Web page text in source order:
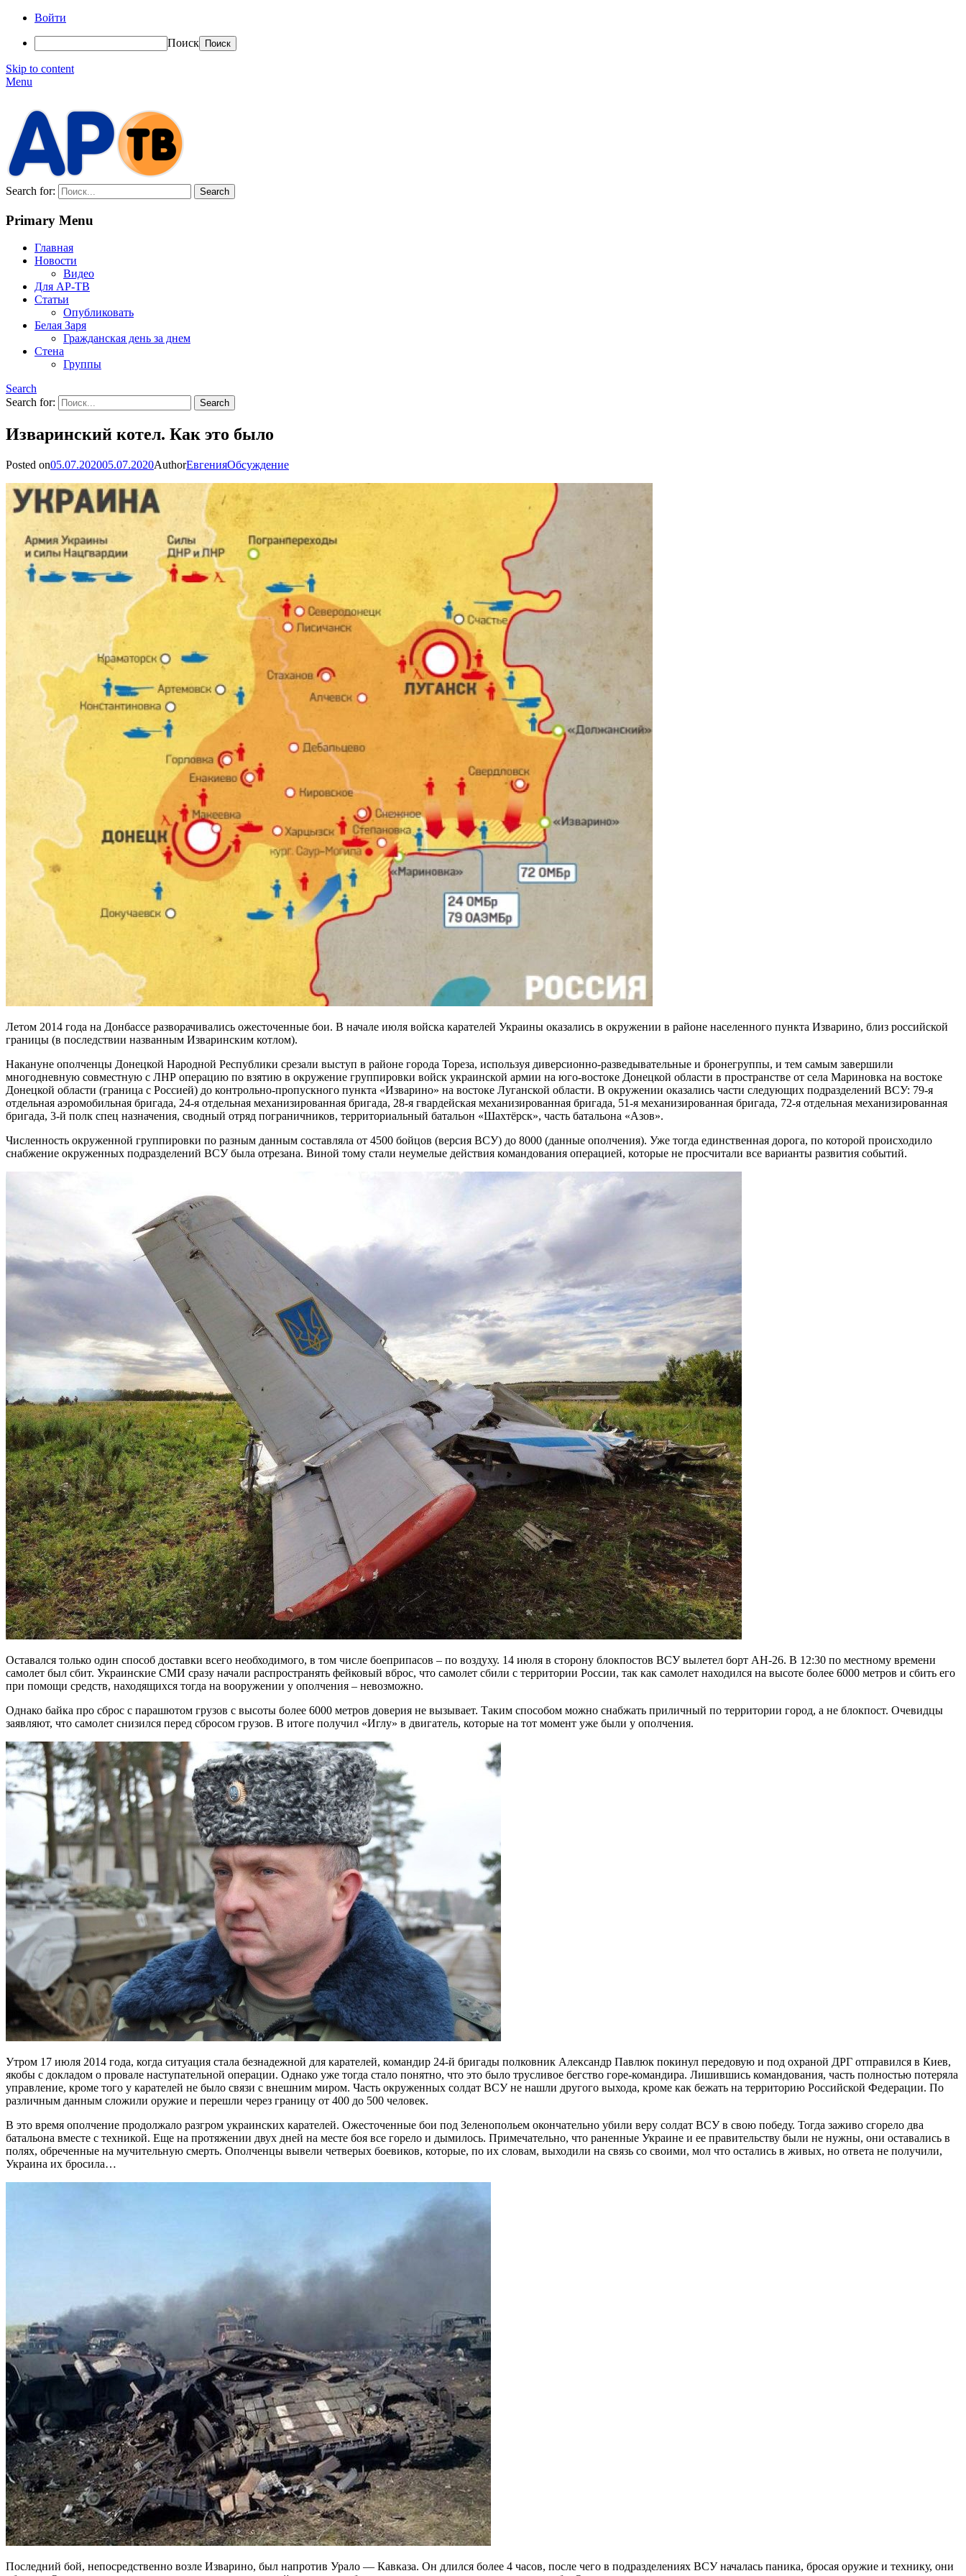
Войти
Поиск
Skip to content
Menu
Search for:
Primary Menu
Главная
Новости
Видео
Для АР-ТВ
Статьи
Опубликовать
Белая Заря
Гражданская день за днем
Стена
Группы
Search
Search for:
Изваринский котел. Как это было
Posted on05.07.202005.07.2020AuthorЕвгенияОбсуждение
Летом 2014 года на Донбассе разворачивались ожесточенные бои. В начале июля войска карателей Украины оказались в окружении в районе населенного пункта Изварино, близ российской
границы (в последствии названным Изваринским котлом).
Накануне ополченцы Донецкой Народной Республики срезали выступ в районе города Тореза, используя диверсионно-разведывательные и бронегруппы, и тем самым завершили
многодневную совместную с ЛНР операцию по взятию в окружение группировки войск украинской армии на юго-востоке Донецкой области в пространстве от села Мариновка на востоке
Донецкой области (граница с Россией) до контрольно-пропускного пункта «Изварино» на востоке Луганской области. В окружении оказались части следующих подразделений ВСУ: 79-я
отдельная аэромобильная бригада, 24-я отдельная механизированная бригада, 28-я гвардейская механизированная бригада, 51-я механизированная бригада, 72-я отдельная механизированная
бригада, 3-й полк спец назначения, сводный отряд пограничников, территориальный батальон «Шахтёрск», часть батальона «Азов».
Численность окруженной группировки по разным данным составляла от 4500 бойцов (версия ВСУ) до 8000 (данные ополчения). Уже тогда единственная дорога, по которой происходило
снабжение окруженных подразделений ВСУ была отрезана. Виной тому стали неумелые действия командования операцией, которые не просчитали все варианты развития событий.
Оставался только один способ доставки всего необходимого, в том числе боеприпасов – по воздуху. 14 июля в сторону блокпостов ВСУ вылетел борт АН-26. В 12:30 по местному времени
самолет был сбит. Украинские СМИ сразу начали распространять фейковый вброс, что самолет сбили с территории России, так как самолет находился на высоте более 6000 метров и сбить его
при помощи средств, находящихся тогда на вооружении у ополчения – невозможно.
Однако байка про сброс с парашютом грузов с высоты более 6000 метров доверия не вызывает. Таким способом можно снабжать приличный по территории город, а не блокпост. Очевидцы
заявляют, что самолет снизился перед сбросом грузов. В итоге получил «Иглу» в двигатель, которые на тот момент уже были у ополчения.
Утром 17 июля 2014 года, когда ситуация стала безнадежной для карателей, командир 24-й бригады полковник Александр Павлюк покинул передовую и под охраной ДРГ отправился в Киев,
якобы с докладом о провале наступательной операции. Однако уже тогда стало понятно, что это было трусливое бегство горе-командира. Лишившись командования, часть полностью потеряла
управление, кроме того у карателей не было связи с внешним миром. Часть окруженных солдат ВСУ не нашли другого выхода, кроме как бежать на территорию Российской Федерации. По
различным данным сложили оружие и перешли через границу от 400 до 500 человек.
В это время ополчение продолжало разгром украинских карателей. Ожесточенные бои под Зеленопольем окончательно убили веру солдат ВСУ в свою победу. Тогда заживо сгорело два
батальона вместе с техникой. Еще на протяжении двух дней на месте боя все горело и дымилось. Примечательно, что раненные Украине и ее правительству были не нужны, они оставались в
полях, обреченные на мучительную смерть. Ополченцы вывели четверых боевиков, которые, по их словам, выходили на связь со своими, мол что остались в живых, но ответа не получили,
Украина их бросила…
Последний бой, непосредственно возле Изварино, был напротив Урало — Кавказа. Он длился более 4 часов, после чего в подразделениях ВСУ началась паника, бросая оружие и технику, они